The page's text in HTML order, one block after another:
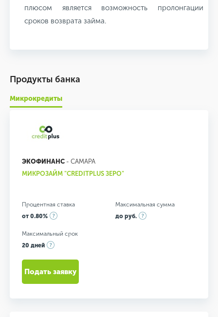
плюсом является возможность пролонгации
сроков возврата займа.
Продукты банка
Микрокредиты
ЭКОФИНАНС - САМАРА
МИКРОЗАЙМ "CREDITPLUS ЗЕРО"
Процентная ставка
от 0.80%
Максимальная сумма
до руб.
Максимальный срок
20 дней
Подать заявку